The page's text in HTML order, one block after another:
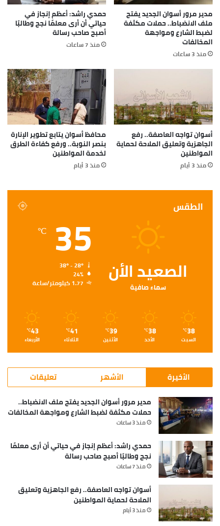
مدير مرور أسوان الجديد يفتح
ملف الانضباط.. حملات مكثفة
لضبط الشارع ومواجهة
المخالفات
منذ 3 ساعات
حمدي راشد: أعظم إنجاز في
حياتي أن أرى معلمًا نجح وطالبًا
أصبح صاحب رسالة
منذ 7 ساعات
أسوان تواجه العاصفة.. رفع
الجاهزية وتعليق الملاحة لحماية
المواطنين
منذ 3 أيام
محافظ أسوان يتابع تطوير الإنارة
بنصر النوبة.. ورفع كفاءة الطرق
لخدمة المواطنين
منذ 3 أيام
الطقس
الصعيد الأن
سماء صافية
35
℃
24%
1.77 كيلومتر/ساعة
38
℃
السبت
38
℃
الأحد
39
℃
الأثنين
41
℃
الثلاثاء
43
℃
الأربعاء
الأخيرة الأشهر تعليقات
مدير مرور أسوان الجديد يفتح ملف الانضباط..
حملات مكثفة لضبط الشارع ومواجهة المخالفات
منذ 3 ساعات
حمدي راشد: أعظم إنجاز في حياتي أن أرى معلمًا
نجح وطالبًا أصبح صاحب رسالة
منذ 7 ساعات
أسوان تواجه العاصفة.. رفع الجاهزية وتعليق
الملاحة لحماية المواطنين
منذ 3 أيام